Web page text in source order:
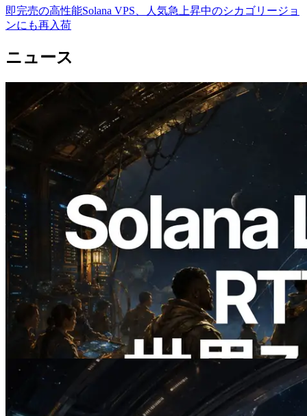
即完売の高性能Solana VPS、人気急上昇中のシカゴリージョ
ンにも再入荷
ニュース
2026.08.05
ERPC、Solana Leader Slot APIを世界7
リージョンのping計測に拡張—
Validators Information APIも公開
この記事を読む